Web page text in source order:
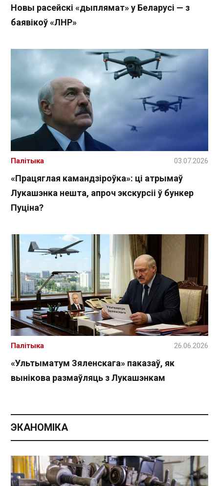
Новы расейскі «дыплямат» у Беларусі — з
баявікоў «ЛНР»
«Працяглая камандзіроўка»: ці атрымаў
Лукашэнка нешта, апроч экскурсіі ў бункер
Пуціна?
Палітыка 03.07.2026
«Ультыматум Зяленскага» паказаў, як
вынікова размаўляць з Лукашэнкам
Палітыка 26.06.2026
ЭКАНОМІКА